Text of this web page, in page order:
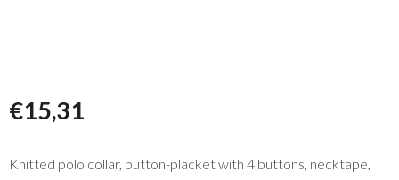
€15,31
Knitted polo collar, button-placket with 4 buttons, necktape,